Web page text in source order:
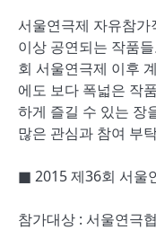
서울연극제 자유참가
이상 공연되는 작품
회 서울연극제 이후
에도 보다 폭넓은 작
하게 즐길 수 있는 장
많은 관심과 참여 부
■ 2015 제36회 서울
참가대상 : 서울연극